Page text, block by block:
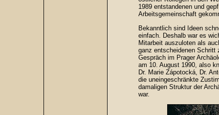
1989 entstandenen und
Arbeitsgemeinschaft
Bekanntlich sind Ideen
einfach. Deshalb war es
Mitarbeit auszuloten als
ganz entscheidenen Schritt
Gespräch im Prager
am 10. August 1990, also
Dr. Marie Zápotocká, Dr.
die uneingeschränkte
damaligen Struktur der
war.